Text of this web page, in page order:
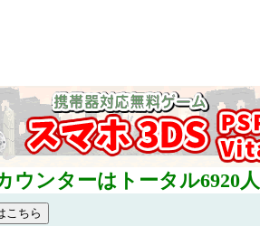
ウンターはトータル6920